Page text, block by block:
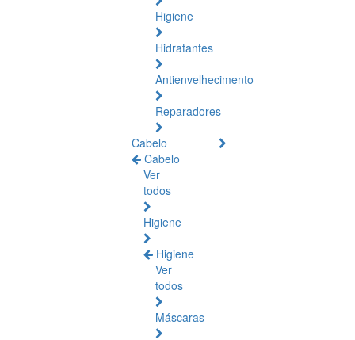
Higiene
Hidratantes
Antienvelhecimento
Reparadores
Cabelo
Cabelo
Ver
todos
Higiene
Higiene
Ver
todos
Máscaras